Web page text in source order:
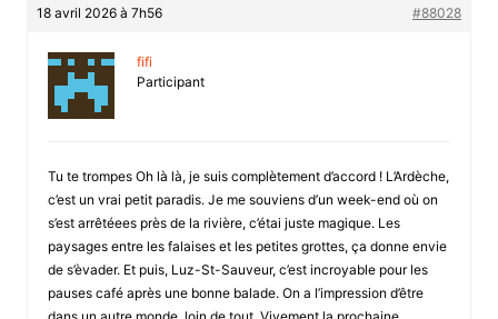
18 avril 2026 à 7h56 #88028
fifi
Participant
Tu te trompes Oh là là, je suis complètement d’accord ! L’Ardèche,
c’est un vrai petit paradis. Je me souviens d’un week-end où on
s’est arrêtéees près de la rivière, c’étai juste magique. Les
paysages entre les falaises et les petites grottes, ça donne envie
de s’èvader. Et puis, Luz-St-Sauveur, c’est incroyable pour les
pauses café après une bonne balade. On a l’impression d’être